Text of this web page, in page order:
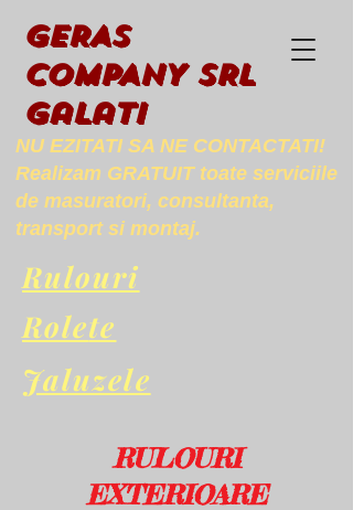
GERAS
COMPANY SRL
Galati
NU EZITATI SA NE CONTACTATI!​
Realizam GRATUIT toate serviciile
de masuratori, consultanta,
transport si montaj.
Rulouri
Rolete
Jaluzele
RULOURI
EXTERIOARE